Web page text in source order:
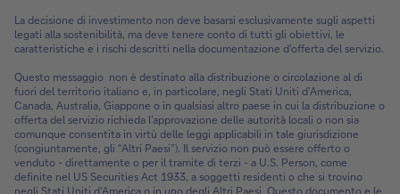
La decisione di investimento non deve basarsi esclusivamente sugli aspetti
legati alla sostenibilità, ma deve tenere conto di tutti gli obiettivi, le
caratteristiche e i rischi descritti nella documentazione d'offerta del servizio.
Questo messaggio non è destinato alla distribuzione o circolazione al di
fuori del territorio italiano e, in particolare, negli Stati Uniti d’America,
Canada, Australia, Giappone o in qualsiasi altro paese in cui la distribuzione o
offerta del servizio richieda l’approvazione delle autorità locali o non sia
comunque consentita in virtù delle leggi applicabili in tale giurisdizione
(congiuntamente, gli “Altri Paesi”). Il servizio non può essere offerto o
venduto - direttamente o per il tramite di terzi - a U.S. Person, come
definite nel US Securities Act 1933, a soggetti residenti o che si trovino
negli Stati Uniti d’America o in uno degli Altri Paesi. Questo documento e le